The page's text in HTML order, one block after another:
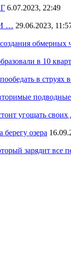
6.07.2023, 22:49
… 29.06.2023,
обмерных
в 10
в струях
угощать
озера
зарядит все